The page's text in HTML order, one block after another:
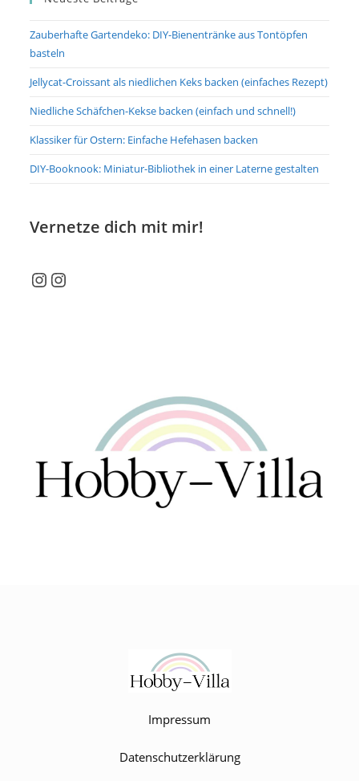
Zauberhafte Gartendeko: DIY-Bienentränke aus Tontöpfen
basteln
Jellycat-Croissant als niedlichen Keks backen (einfaches Rezept)
Niedliche Schäfchen-Kekse backen (einfach und schnell!)
Klassiker für Ostern: Einfache Hefehasen backen
DIY-Booknook: Miniatur-Bibliothek in einer Laterne gestalten
Vernetze dich mit mir!
Instagram
Instagram
Impressum
Datenschutzerklärung